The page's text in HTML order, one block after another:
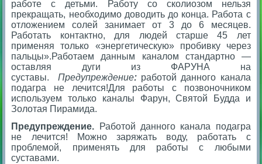
работе с детьми. Работу со сколиозом нельзя
прекращать, необходимо доводить до конца. Работа с
отложением солей занимает от 3 до 6 месяцев.
Работать контактно, для людей старше 45 лет
применяя только «энергетическую» пробивку через
пальцы».Работаем данным каналом стандартно —
оставляя дуги из ФАРУНА на
суставы.
Предупреждение: работой данного канала
подагра не лечится!Для работы с позвоночником
используем только каналы Фарун, Святой Будда и
Золотая Пирамида.
Предупреждение. Работой данного канала подагра
не лечится! Можно заряжать воду, работать с
проблемой, применять для работы с любыми
суставами.